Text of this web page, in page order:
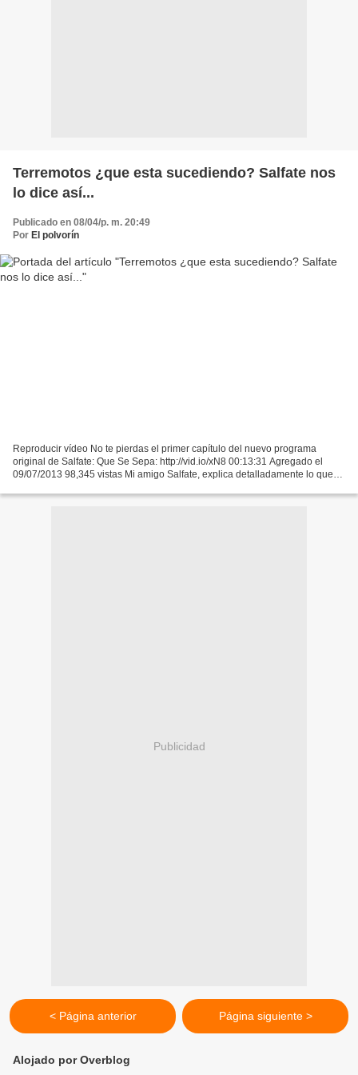
Terremotos ¿que esta sucediendo? Salfate nos
Publicado en 08/04/p. m. 20:49
Por El polvorín
Reproducir vídeo No te pierdas el primer capítulo del nuevo programa
original de Salfate: Que Se Sepa: http://vid.io/xN8 00:13:31 Agregado el
09/07/2013 98,345 vistas Mi amigo Salfate, explica detalladamente lo que
Publicidad
< Página anterior Página siguiente >
Alojado por Overblog